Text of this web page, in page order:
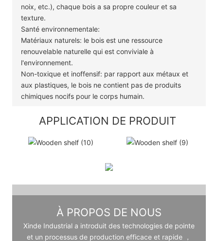
noix, etc.), chaque bois a sa propre couleur et sa
texture.
Santé environnementale:
Matériaux naturels: le bois est une ressource
renouvelable naturelle qui est conviviale à
l'environnement.
Non-toxique et inoffensif: par rapport aux métaux et
aux plastiques, le bois ne contient pas de produits
chimiques nocifs pour le corps humain.
APPLICATION DE PRODUIT
À PROPOS DE NOUS
Xinde Industrial a introduit des technologies de pointe
et un processus de production efficace et rapide ，